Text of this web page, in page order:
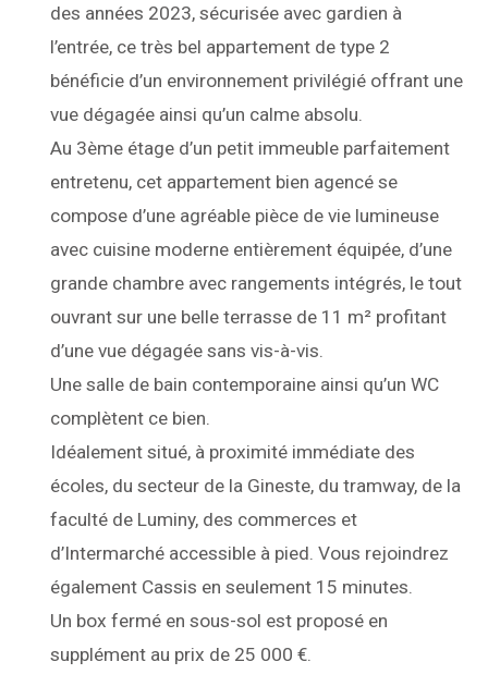
des années 2023, sécurisée avec gardien à
l’entrée, ce très bel appartement de type 2
bénéficie d’un environnement privilégié offrant une
vue dégagée ainsi qu’un calme absolu.
Au 3ème étage d’un petit immeuble parfaitement
entretenu, cet appartement bien agencé se
compose d’une agréable pièce de vie lumineuse
avec cuisine moderne entièrement équipée, d’une
grande chambre avec rangements intégrés, le tout
ouvrant sur une belle terrasse de 11 m² profitant
d’une vue dégagée sans vis-à-vis.
Une salle de bain contemporaine ainsi qu’un WC
complètent ce bien.
Idéalement situé, à proximité immédiate des
écoles, du secteur de la Gineste, du tramway, de la
faculté de Luminy, des commerces et
d’Intermarché accessible à pied. Vous rejoindrez
également Cassis en seulement 15 minutes.
Un box fermé en sous-sol est proposé en
supplément au prix de 25 000 €.